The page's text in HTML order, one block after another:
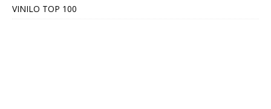
VINILO TOP 100